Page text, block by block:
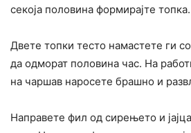
секоја половина формирајте топка.
Двете топки тесто намастете ги
да одморат половина час. На
на чаршав наросете брашно и
Направете фил од сирењето и